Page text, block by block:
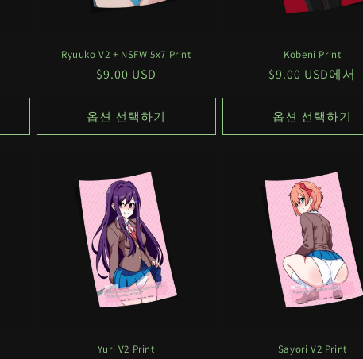
Ryuuko V2 + NSFW 5x7 Print
정
$9.00 USD
옵션 선택하기
Kobeni Print
정
$9.00 USD에서
옵션 선택하기
Yuri V2 Print Sayori V2 Print